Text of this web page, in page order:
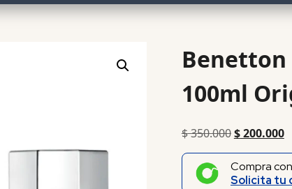
Benetton
100ml
$350.000$200.000
Compra con
Solicita tu